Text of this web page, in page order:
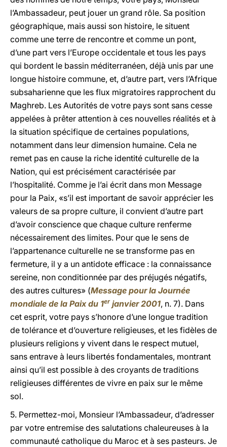
l’Ambassadeur, peut jouer un grand rôle. Sa position
géographique, mais aussi son histoire, le situent
comme une terre de rencontre et comme un pont,
d’une part vers l’Europe occidentale et tous les pays
qui bordent le bassin méditerranéen, déjà unis par une
longue histoire commune, et, d’autre part, vers l’Afrique
subsaharienne que les flux migratoires rapprochent du
Maghreb. Les Autorités de votre pays sont sans cesse
appelées à prêter attention à ces nouvelles réalités et à
la situation spécifique de certaines populations,
notamment dans leur dimension humaine. Cela ne
remet pas en cause la riche identité culturelle de la
Nation, qui est précisément caractérisée par
l’hospitalité. Comme je l’ai écrit dans mon Message
pour la Paix, «s’il est important de savoir apprécier les
valeurs de sa propre culture, il convient d’autre part
d’avoir conscience que chaque culture renferme
nécessairement des limites. Pour que le sens de
l’appartenance culturelle ne se transforme pas en
fermeture, il y a un antidote efficace : la connaissance
sereine, non conditionnée par des préjugés négatifs,
des autres cultures» (Message pour la Journée
mondiale de la Paix du 1er janvier 2001, n. 7). Dans
cet esprit, votre pays s’honore d’une longue tradition
de tolérance et d’ouverture religieuses, et les fidèles de
plusieurs religions y vivent dans le respect mutuel,
sans entrave à leurs libertés fondamentales, montrant
ainsi qu’il est possible à des croyants de traditions
religieuses différentes de vivre en paix sur le même
sol.
5. Permettez-moi, Monsieur l’Ambassadeur, d’adresser
par votre entremise des salutations chaleureuses à la
communauté catholique du Maroc et à ses pasteurs. Je